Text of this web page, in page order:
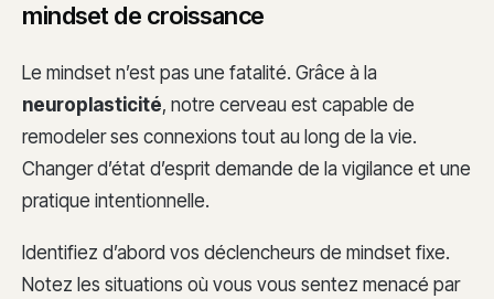
mindset de croissance
Le mindset n’est pas une fatalité. Grâce à la
neuroplasticité, notre cerveau est capable de
remodeler ses connexions tout au long de la vie.
Changer d’état d’esprit demande de la vigilance et une
pratique intentionnelle.
Identifiez d’abord vos déclencheurs de mindset fixe.
Notez les situations où vous vous sentez menacé par